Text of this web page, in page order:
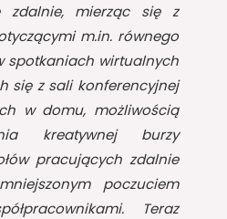
zdalnie, mierząc się z
m.in. równego
spotkaniach wirtualnych
się z sali konferencyjnej
w domu, możliwością
kreatywnej burzy
pracujących zdalnie
poczuciem
Teraz